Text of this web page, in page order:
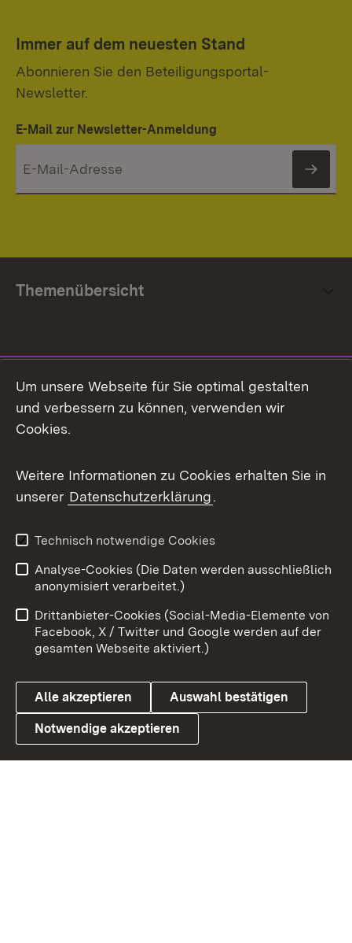
Immer auf dem neuesten Stand
Abonnieren Sie den Beteiligungsportal-
Newsletter.
E-Mail zur Newsletter-Anmeldung
Themenübersicht
Facebook
X / Twitter
Youtube
Link zum Landesportal
Impressum
Kontakt
Barrierefreiheit
Datenschutz
Cookies
Um unsere Webseite für Sie optimal gestalten
und verbessern zu können, verwenden wir
Cookies.
Weitere Informationen zu Cookies erhalten Sie in
unserer Datenschutzerklärung.
Technisch notwendige Cookies
Analyse-Cookies (Die Daten werden ausschließlich
anonymisiert verarbeitet.)
Drittanbieter-Cookies (Social-Media-Elemente von
Facebook, X / Twitter und Google werden auf der
gesamten Webseite aktiviert.)
Alle akzeptieren Auswahl bestätigen
Notwendige akzeptieren